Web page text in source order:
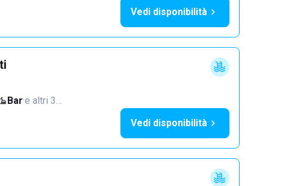
Vedi disponibilità
Bar·e altri 3…
Vedi disponibilità